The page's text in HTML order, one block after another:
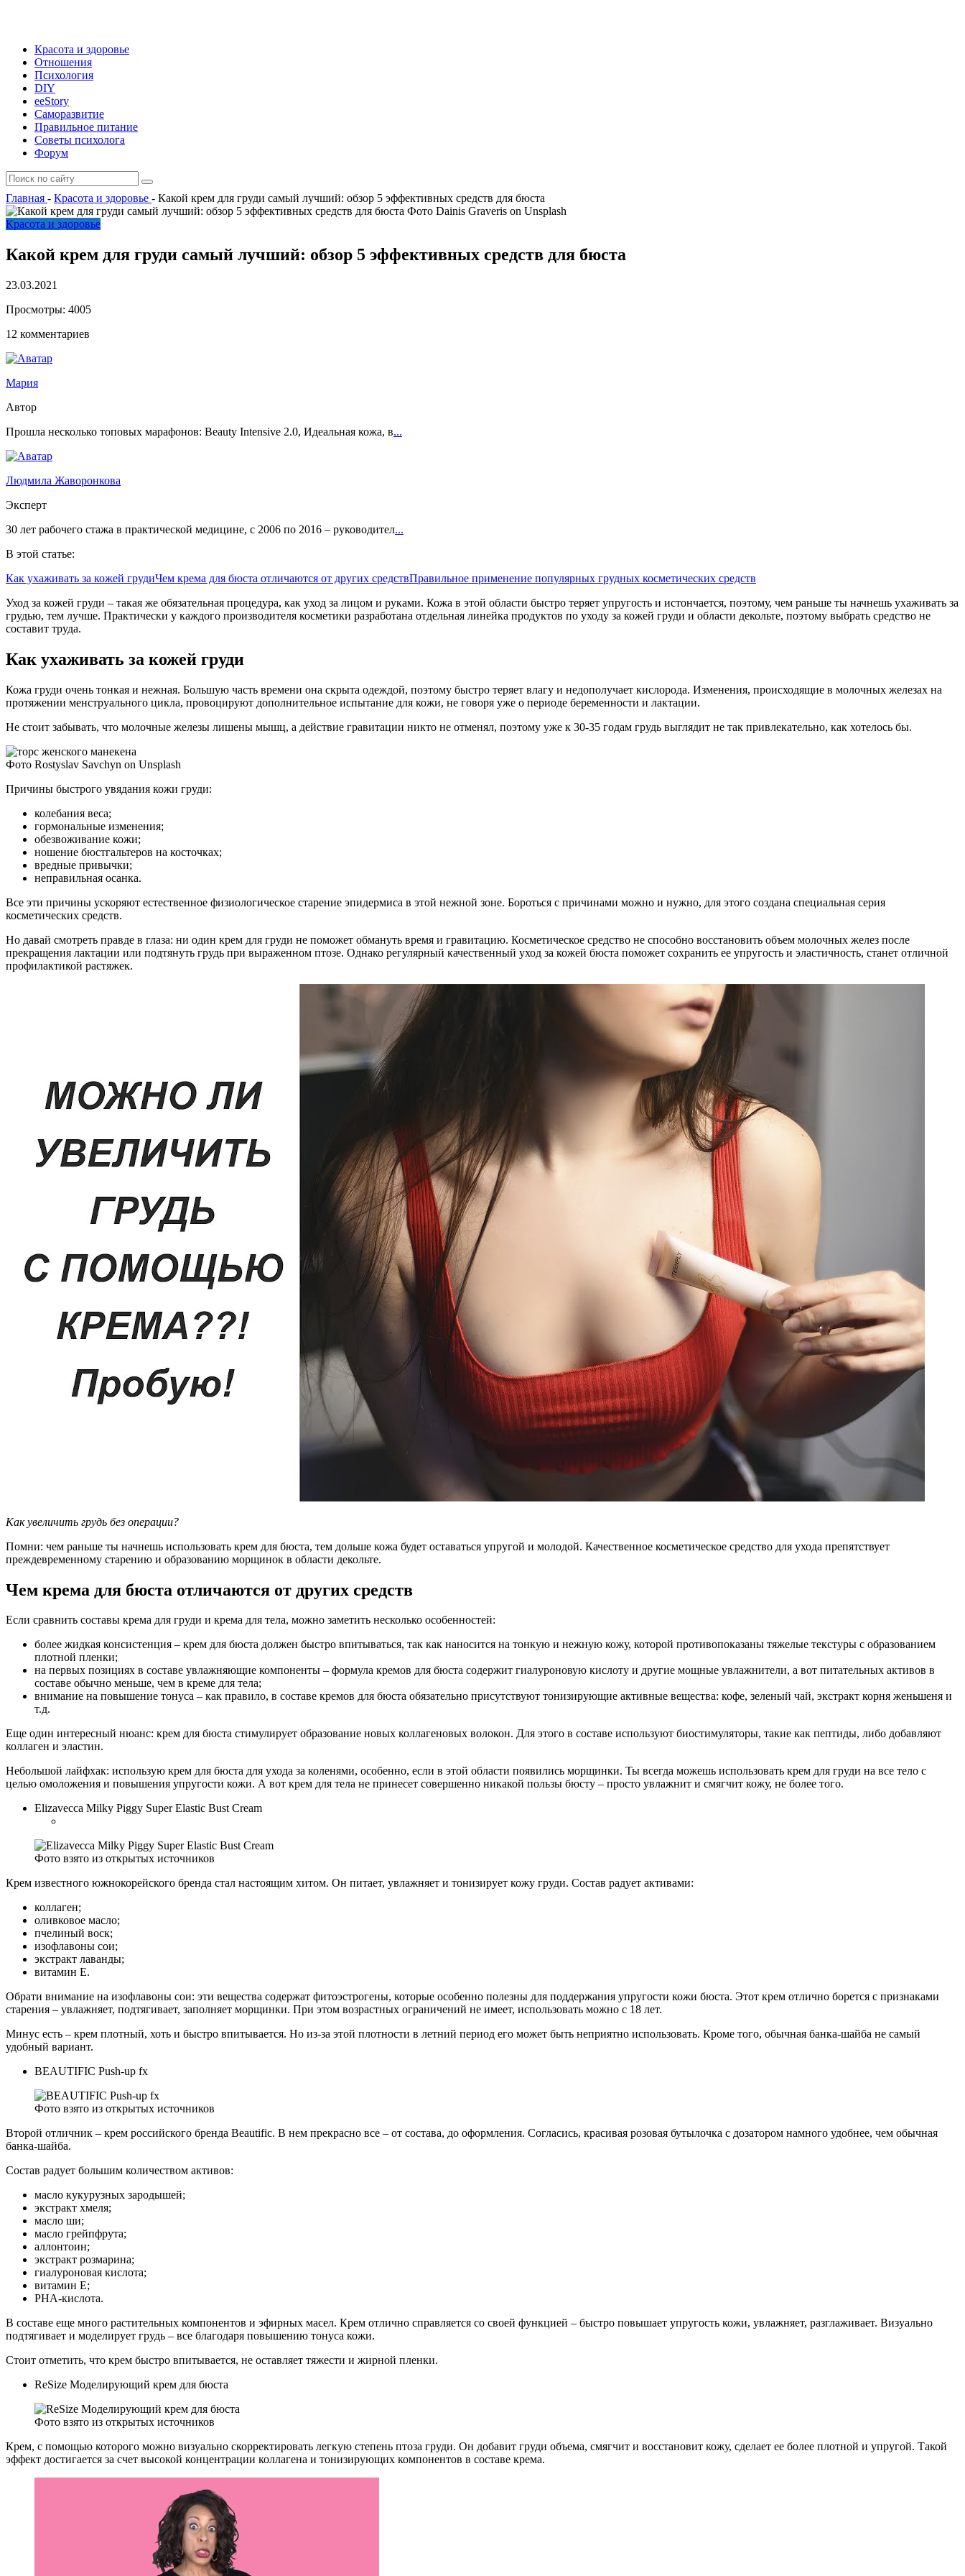
Красота и здоровье
Отношения
Психология
DIY
ееStory
Саморазвитие
Правильное питание
Советы психолога
Форум
Главная - Красота и здоровье - Какой крем для груди самый лучший: обзор 5 эффективных средств для бюста
Фото Dainis Graveris on Unsplash
Красота и здоровье
Какой крем для груди самый лучший: обзор 5 эффективных средств для бюста
23.03.2021
Просмотры: 4005
12 комментариев
Мария
Автор
Прошла несколько топовых марафонов: Beauty Intensive 2.0, Идеальная кожа, в...
Людмила Жаворонкова
Эксперт
30 лет рабочего стажа в практической медицине, с 2006 по 2016 – руководител...
В этой статье:
Как ухаживать за кожей грудиЧем крема для бюста отличаются от других средствПравильное применение популярных грудных косметических средств
Уход за кожей груди – такая же обязательная процедура, как уход за лицом и руками. Кожа в этой области быстро теряет упругость и истончается, поэтому, чем раньше ты начнешь ухаживать за
грудью, тем лучше. Практически у каждого производителя косметики разработана отдельная линейка продуктов по уходу за кожей груди и области декольте, поэтому выбрать средство не
составит труда.
Как ухаживать за кожей груди
Кожа груди очень тонкая и нежная. Большую часть времени она скрыта одеждой, поэтому быстро теряет влагу и недополучает кислорода. Изменения, происходящие в молочных железах на
протяжении менструального цикла, провоцируют дополнительное испытание для кожи, не говоря уже о периоде беременности и лактации.
Не стоит забывать, что молочные железы лишены мышц, а действие гравитации никто не отменял, поэтому уже к 30-35 годам грудь выглядит не так привлекательно, как хотелось бы.
Фото Rostyslav Savchyn on Unsplash
Причины быстрого увядания кожи груди:
колебания веса;
гормональные изменения;
обезвоживание кожи;
ношение бюстгальтеров на косточках;
вредные привычки;
неправильная осанка.
Все эти причины ускоряют естественное физиологическое старение эпидермиса в этой нежной зоне. Бороться с причинами можно и нужно, для этого создана специальная серия
косметических средств.
Но давай смотреть правде в глаза: ни один крем для груди не поможет обмануть время и гравитацию. Косметическое средство не способно восстановить объем молочных желез после
прекращения лактации или подтянуть грудь при выраженном птозе. Однако регулярный качественный уход за кожей бюста поможет сохранить ее упругость и эластичность, станет отличной
профилактикой растяжек.
Как увеличить грудь без операции?
Помни: чем раньше ты начнешь использовать крем для бюста, тем дольше кожа будет оставаться упругой и молодой. Качественное косметическое средство для ухода препятствует
преждевременному старению и образованию морщинок в области декольте.
Чем крема для бюста отличаются от других средств
Если сравнить составы крема для груди и крема для тела, можно заметить несколько особенностей:
более жидкая консистенция – крем для бюста должен быстро впитываться, так как наносится на тонкую и нежную кожу, которой противопоказаны тяжелые текстуры с образованием
плотной пленки;
на первых позициях в составе увлажняющие компоненты – формула кремов для бюста содержит гиалуроновую кислоту и другие мощные увлажнители, а вот питательных активов в
составе обычно меньше, чем в креме для тела;
внимание на повышение тонуса – как правило, в составе кремов для бюста обязательно присутствуют тонизирующие активные вещества: кофе, зеленый чай, экстракт корня женьшеня и
т.д.
Еще один интересный нюанс: крем для бюста стимулирует образование новых коллагеновых волокон. Для этого в составе используют биостимуляторы, такие как пептиды, либо добавляют
коллаген и эластин.
Небольшой лайфхак: использую крем для бюста для ухода за коленями, особенно, если в этой области появились морщинки. Ты всегда можешь использовать крем для груди на все тело с
целью омоложения и повышения упругости кожи. А вот крем для тела не принесет совершенно никакой пользы бюсту – просто увлажнит и смягчит кожу, не более того.
Elizavecca Milky Piggy Super Elastic Bust Cream
Фото взято из открытых источников
Крем известного южнокорейского бренда стал настоящим хитом. Он питает, увлажняет и тонизирует кожу груди. Состав радует активами:
коллаген;
оливковое масло;
пчелиный воск;
изофлавоны сои;
экстракт лаванды;
витамин Е.
Обрати внимание на изофлавоны сои: эти вещества содержат фитоэстрогены, которые особенно полезны для поддержания упругости кожи бюста. Этот крем отлично борется с признаками
старения – увлажняет, подтягивает, заполняет морщинки. При этом возрастных ограничений не имеет, использовать можно с 18 лет.
Минус есть – крем плотный, хоть и быстро впитывается. Но из-за этой плотности в летний период его может быть неприятно использовать. Кроме того, обычная банка-шайба не самый
удобный вариант.
BEAUTIFIC Push-up fx
Фото взято из открытых источников
Второй отличник – крем российского бренда Beautific. В нем прекрасно все – от состава, до оформления. Согласись, красивая розовая бутылочка с дозатором намного удобнее, чем обычная
банка-шайба.
Состав радует большим количеством активов:
масло кукурузных зародышей;
экстракт хмеля;
масло ши;
масло грейпфрута;
аллонтоин;
экстракт розмарина;
гиалуроновая кислота;
витамин Е;
PHA-кислота.
В составе еще много растительных компонентов и эфирных масел. Крем отлично справляется со своей функцией – быстро повышает упругость кожи, увлажняет, разглаживает. Визуально
подтягивает и моделирует грудь – все благодаря повышению тонуса кожи.
Стоит отметить, что крем быстро впитывается, не оставляет тяжести и жирной пленки.
ReSize Моделирующий крем для бюста
Фото взято из открытых источников
Крем, с помощью которого можно визуально скорректировать легкую степень птоза груди. Он добавит груди объема, смягчит и восстановит кожу, сделает ее более плотной и упругой. Такой
эффект достигается за счет высокой концентрации коллагена и тонизирующих компонентов в составе крема.